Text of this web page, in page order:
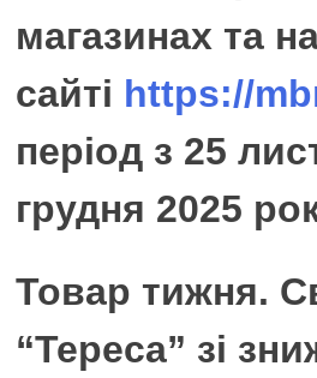
магазинах та
сайті https://
період з 25
грудня 2025
Товар тижня.
“Тереса” зі